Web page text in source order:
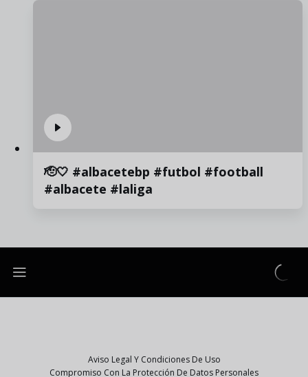
🫡🤍 #albacetebp #futbol #football
#albacete #laliga
Aviso Legal Y Condiciones De Uso
Compromiso Con La Protección De Datos Personales